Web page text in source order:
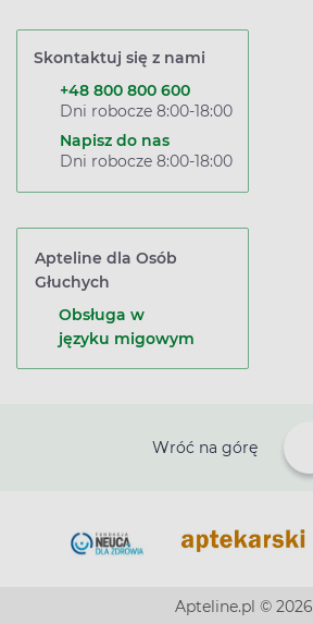
Skontaktuj się z nami
+48 800 800 600
Dni robocze 8:00-18:00
Napisz do nas
Dni robocze 8:00-18:00
Apteline dla Osób
Głuchych
Obsługa w
języku migowym
Wróć na górę
Apteline.pl © 2026